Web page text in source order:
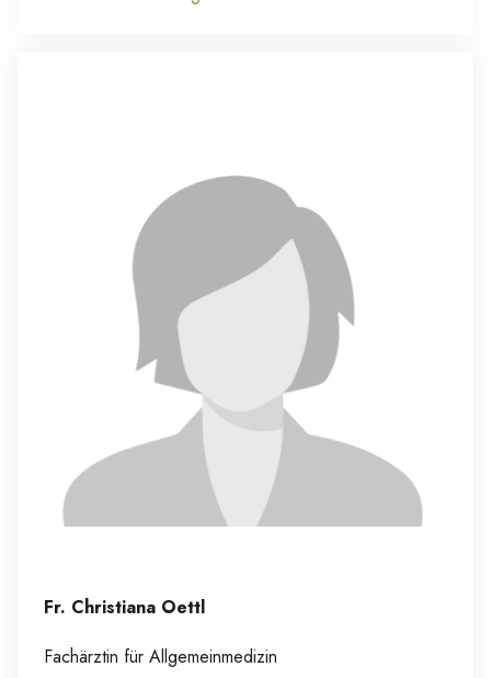
Fr. Christiana Oettl
Fachärztin für Allgemeinmedizin